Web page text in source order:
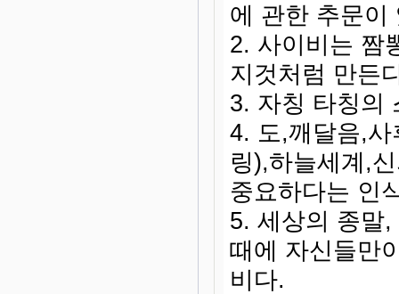
에 관한 추문이
2. 사이비는 짬
지것처럼 만든
3. 자칭 타칭의
4. 도,깨달음,
링),하늘세계,
중요하다는 인
5.세상의 종말
때에 자신들만
비다.